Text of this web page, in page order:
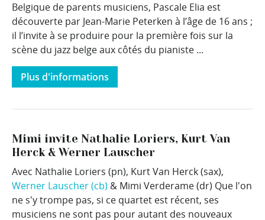
Belgique de parents musiciens, Pascale Elia est
découverte par Jean-Marie Peterken à l’âge de 16 ans ;
il l’invite à se produire pour la première fois sur la
scène du jazz belge aux côtés du pianiste ...
Plus d'informations
Mimi invite Nathalie Loriers, Kurt Van
Herck & Werner Lauscher
Avec Nathalie Loriers (pn), Kurt Van Herck (sax),
Werner Lauscher (cb) & Mimi Verderame (dr) Que l'on
ne s'y trompe pas, si ce quartet est récent, ses
musiciens ne sont pas pour autant des nouveaux